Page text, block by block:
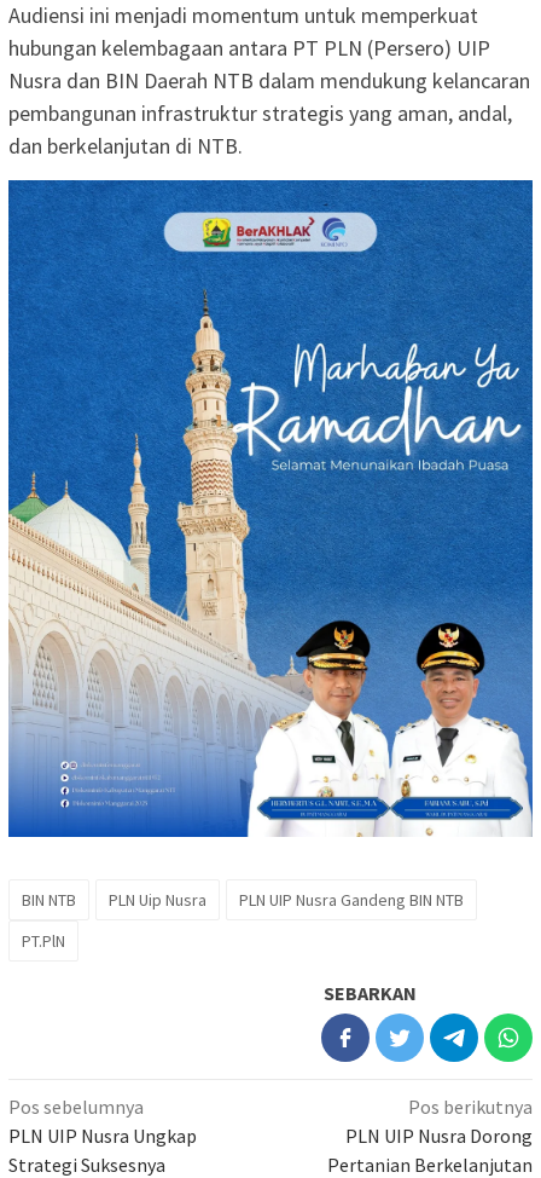
Audiensi ini menjadi momentum untuk memperkuat
hubungan kelembagaan antara PT PLN (Persero) UIP
Nusra dan BIN Daerah NTB dalam mendukung kelancaran
pembangunan infrastruktur strategis yang aman, andal,
dan berkelanjutan di NTB.
BIN NTB PLN Uip Nusra
PLN UIP Nusra Gandeng BIN NTB
PT.PlN
SEBARKAN
Navigasi
pos
Pos sebelumnya
PLN UIP Nusra Ungkap
Strategi Suksesnya
Pos berikutnya
PLN UIP Nusra Dorong
Pertanian Berkelanjutan